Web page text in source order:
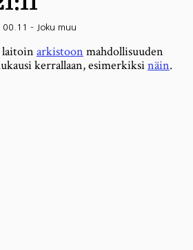
- Joku muu
arkistoon mahdollisuuden
kerrallaan, esimerkiksinäin.